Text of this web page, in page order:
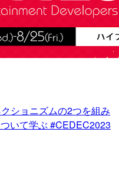
ショニズムの2つを組み
いて学ぶ #CEDEC2023